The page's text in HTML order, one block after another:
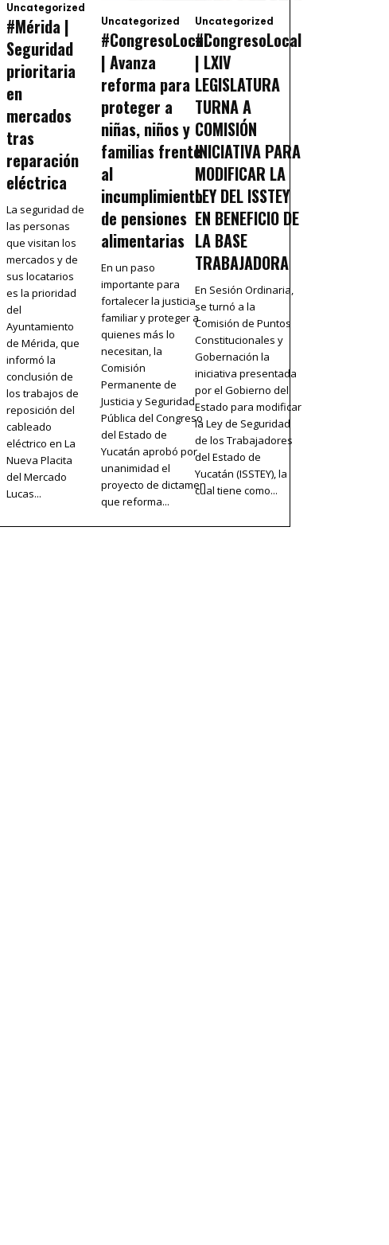
Uncategorized
#Mérida |
Seguridad
prioritaria
en
mercados
tras
reparación
eléctrica
La seguridad de
las personas
que visitan los
mercados y de
sus locatarios
es la prioridad
del
Ayuntamiento
de Mérida, que
informó la
conclusión de
los trabajos de
reposición del
cableado
eléctrico en La
Nueva Placita
del Mercado
Lucas...
Uncategorized
#CongresoLocal
| Avanza
reforma para
proteger a
niñas, niños y
familias frente
al
incumplimiento
de pensiones
alimentarias
En un paso
importante para
fortalecer la justicia
familiar y proteger a
quienes más lo
necesitan, la
Comisión
Permanente de
Justicia y Seguridad
Pública del Congreso
del Estado de
Yucatán aprobó por
unanimidad el
proyecto de dictamen
que reforma...
Uncategorized
#CongresoLocal
| LXIV
LEGISLATURA
TURNA A
COMISIÓN
INICIATIVA PARA
MODIFICAR LA
LEY DEL ISSTEY
EN BENEFICIO DE
LA BASE
TRABAJADORA
En Sesión Ordinaria,
se turnó a la
Comisión de Puntos
Constitucionales y
Gobernación la
iniciativa presentada
por el Gobierno del
Estado para modificar
la Ley de Seguridad
de los Trabajadores
del Estado de
Yucatán (ISSTEY), la
cual tiene como...